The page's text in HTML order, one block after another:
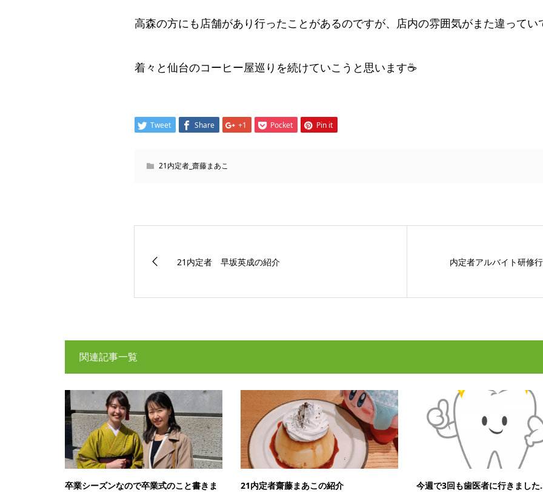
高森の方にも店舗があり行ったことがあるのですが、店内の雰囲気がまた違ってい
着々と仙台のコーヒー屋巡りを続けていこうと思います☕️
Tweet Share +1 Pocket Pin it
21内定者_齋藤まあこ
21内定者 早坂英成の紹介 内定者アルバイト研修
関連記事一覧
卒業シーズンなので卒業式のこと書きま
21内定者齋藤まあこの紹介 今週で3回も歯医者に行きまし